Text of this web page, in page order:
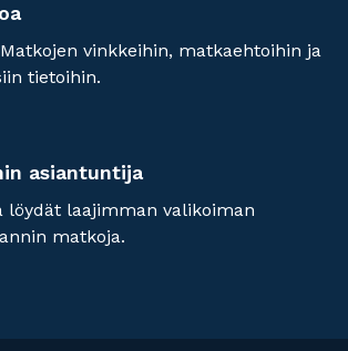
vinkkeihin, matkaehtoihin ja
tietoihin.
asiantuntija
löydät laajimman valikoiman
matkoja.